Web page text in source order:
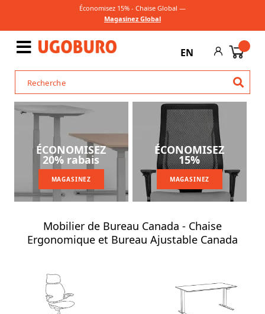
Économisez 15% - Chaise Global —
Magasinez Global
EN
ÉCONOMISEZ
20% rabais
MAGASINEZ
ÉCONOMISEZ
15%
MAGASINEZ
Mobilier de Bureau Canada - Chaise
Ergonomique et Bureau Ajustable Canada